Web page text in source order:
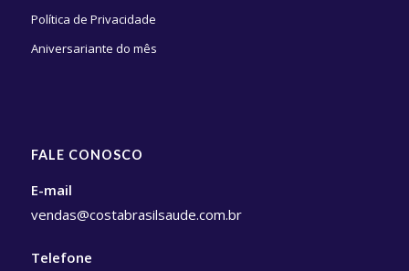
Política de Privacidade
Aniversariante do mês
FALE CONOSCO
E-mail
vendas@costabrasilsaude.com.br
Telefone